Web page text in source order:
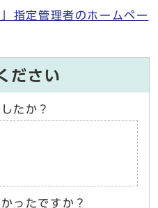
指定管理者のホームペー
ださい
たか？
ったですか？